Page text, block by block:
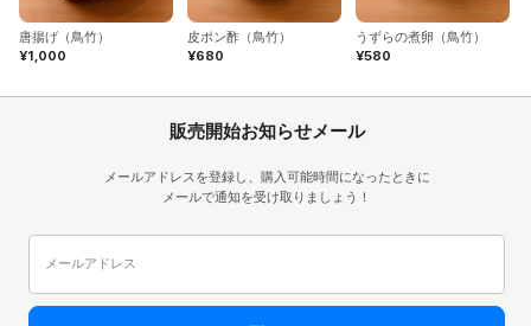
唐揚げ（鳥竹）
¥1,000
皮ポン酢（鳥竹）
¥680
うずらの煮卵（鳥竹）
¥580
販売開始お知らせメール
メールアドレスを登録し、購入可能時間になったときに
メールで通知を受け取りましょう！